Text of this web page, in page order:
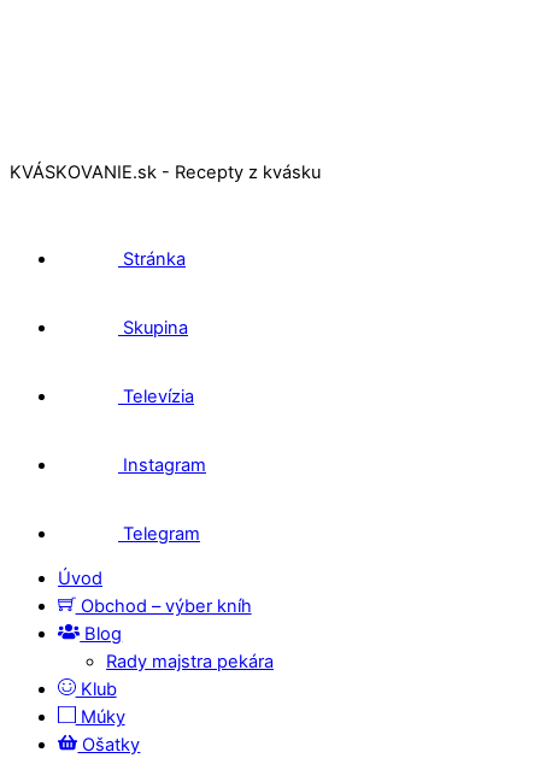
KVÁSKOVANIE.sk - Recepty z kvásku
Stránka
Skupina
Televízia
Instagram
Telegram
Úvod
Obchod – výber kníh
Blog
Rady majstra pekára
Klub
Múky
Ošatky